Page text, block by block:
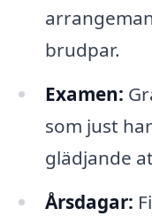
brudpar.
Examen:
som just
glädjande
Årsdagar: